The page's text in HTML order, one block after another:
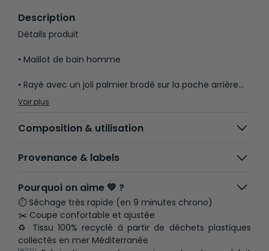
Description
Détails produit
• Maillot de bain homme
• Rayé avec un joli palmier brodé sur la poche arrière
• Poche passepoilée décorative au dos
• Lien de serrage
• Matière principale : 100% polyester recyclé à partir de
déchets plastiques collectés en mer Méditerranée
• Température de lavage 30° cycle délicat
Voir plus
Composition & utilisation
Provenance & labels
Pourquoi on aime 💚 ?
⏱ Séchage très rapide (en 9 minutes chrono)
✂️ Coupe confortable et ajustée
♻️ Tissu 100% recyclé à partir de déchets plastiques
collectés en mer Méditerranée